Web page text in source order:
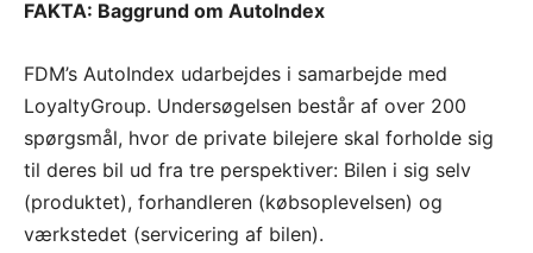
FAKTA: Baggrund om AutoIndex
FDM’s AutoIndex udarbejdes i samarbejde med
LoyaltyGroup. Undersøgelsen består af over 200
spørgsmål, hvor de private bilejere skal forholde sig
til deres bil ud fra tre perspektiver: Bilen i sig selv
(produktet), forhandleren (købsoplevelsen) og
værkstedet (servicering af bilen).